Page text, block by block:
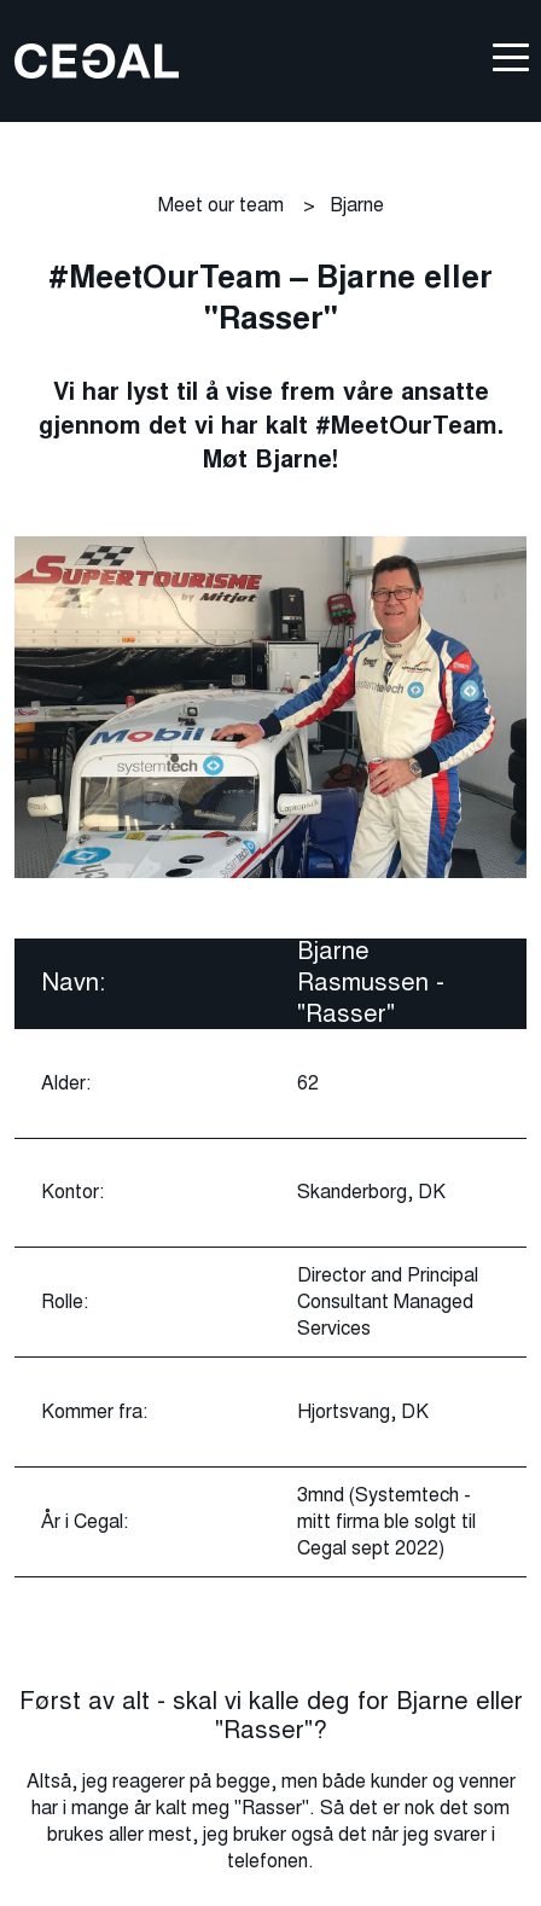
Meet our team > Bjarne
#MeetOurTeam – Bjarne eller
"Rasser"
Vi har lyst til å vise frem våre ansatte
gjennom det vi har kalt #MeetOurTeam.
Møt Bjarne!
Navn:
Alder:
Kontor:
Rolle:
Kommer fra:
År i Cegal:
Bjarne
Rasmussen -
"Rasser"
62
Skanderborg, DK
Director and Principal
Consultant Managed
Services
Hjortsvang, DK
3mnd (Systemtech -
mitt firma ble solgt til
Cegal sept 2022)
Først av alt - skal vi kalle deg for Bjarne eller
"Rasser"?
Altså, jeg reagerer på begge, men både kunder og venner
har i mange år kalt meg "Rasser". Så det er nok det som
brukes aller mest, jeg bruker også det når jeg svarer i
telefonen.